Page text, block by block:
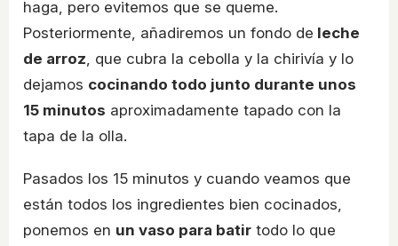
haga, pero evitemos que se queme.
Posteriormente, añadiremos un fondo de leche
de arroz, que cubra la cebolla y la chirivía y lo
dejamos cocinando todo junto durante unos
15 minutos aproximadamente tapado con la
tapa de la olla.
Pasados los 15 minutos y cuando veamos que
están todos los ingredientes bien cocinados,
ponemos en un vaso para batir todo lo que